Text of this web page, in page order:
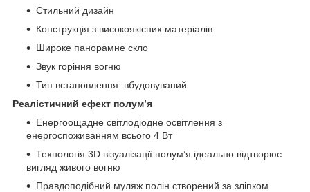
Стильний дизайн
Конструкція з високоякісних матеріалів
Широке панорамне скло
Звук горіння вогню
Тип встановлення: вбудовуваний
Реалістичний ефект полум’я
Енергоощадне світлодіодне освітлення з
енергоспоживанням всього 4 Вт
Технологія 3D візуалізації полум’я ідеально відтворює
вигляд живого вогню
Правдоподібний муляж полін створений за зліпком